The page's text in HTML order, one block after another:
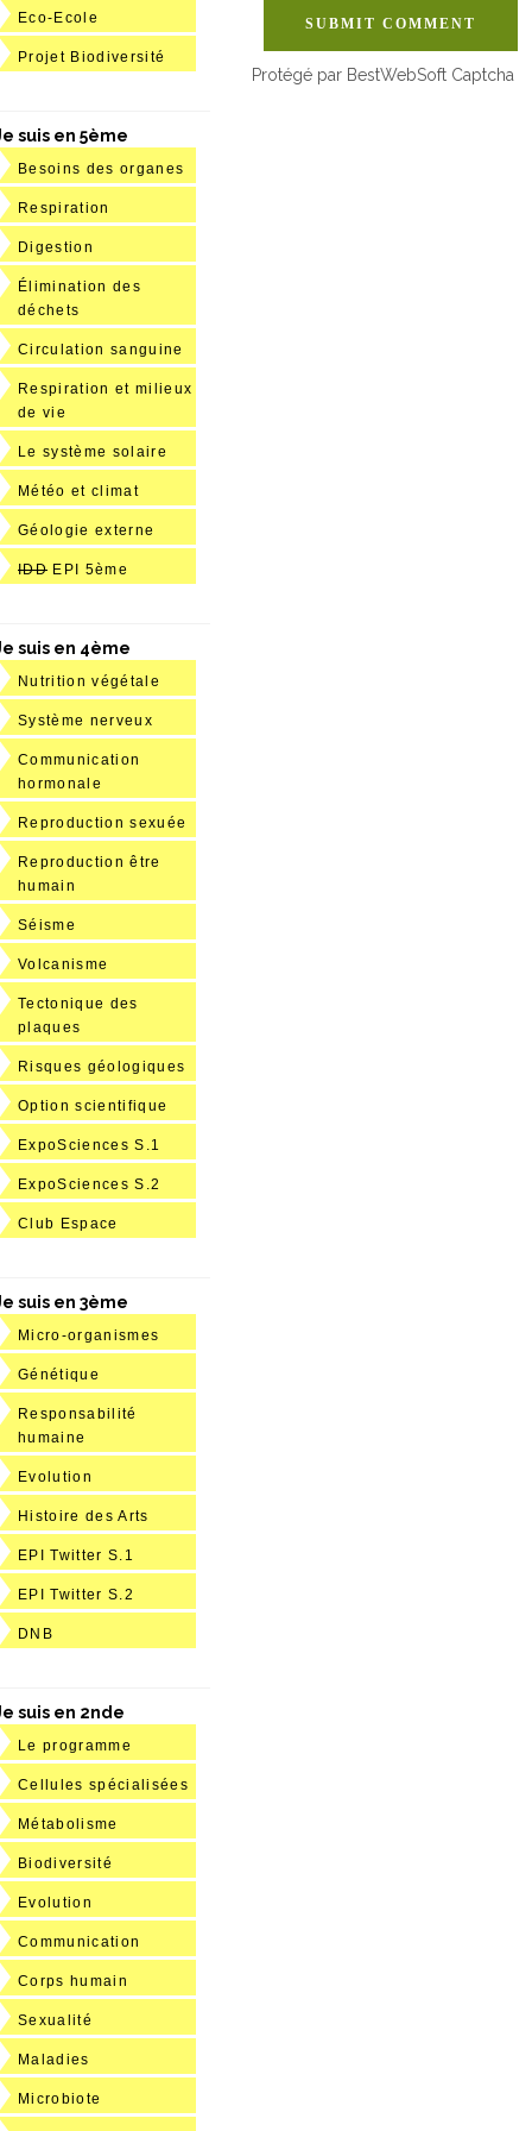
SUBMIT COMMENT
Protégé par BestWebSoft Captcha
Eco-Ecole
Projet Biodiversité
suis en 5ème
Besoins des organes
Respiration
Digestion
Élimination des
déchets
Circulation sanguine
Respiration et milieux
de vie
Le système solaire
Météo et climat
Géologie externe
IDD EPI 5ème
suis en 4ème
Nutrition végétale
Système nerveux
Communication
hormonale
Reproduction sexuée
Reproduction être
humain
Séisme
Volcanisme
Tectonique des
plaques
Risques géologiques
Option scientifique
ExpoSciences S.1
ExpoSciences S.2
Club Espace
suis en 3ème
Micro-organismes
Génétique
Responsabilité
humaine
Evolution
Histoire des Arts
EPI Twitter S.1
EPI Twitter S.2
DNB
suis en 2nde
Le programme
Cellules spécialisées
Métabolisme
Biodiversité
Evolution
Communication
Corps humain
Sexualité
Maladies
Microbiote